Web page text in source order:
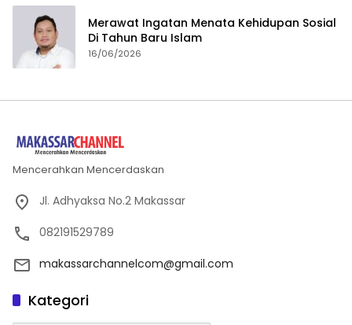
Merawat Ingatan Menata Kehidupan Sosial
Di Tahun Baru Islam
16/06/2026
Mencerahkan Mencerdaskan
Jl. Adhyaksa No.2 Makassar
082191529789
makassarchannelcom@gmail.com
Kategori